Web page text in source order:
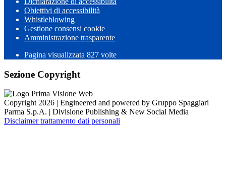
Obiettivi di accessibilità
Whistleblowing
Gestione consensi cookie
Amministrazione trasparente
Pagina visualizzata 827 volte
Sezione Copyright
Copyright 2026 | Engineered and powered by Gruppo Spaggiari
Parma S.p.A. | Divisione Publishing & New Social Media
Disclaimer trattamento dati personali